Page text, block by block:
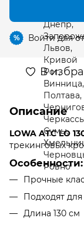
% Войтидля
В
Описание
LOWA ATC LO
трекинговых
Особенности:
Прочные
Подходят
Длина 130 см